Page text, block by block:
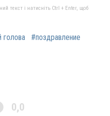
текст і натисніть Ctrl + Enter, щоб
голова
#поздравление
0,0